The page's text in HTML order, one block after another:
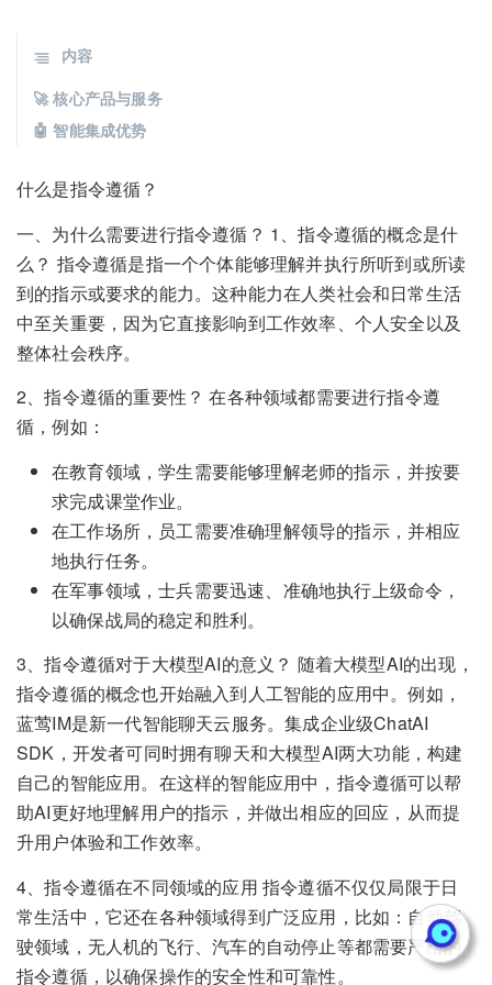
什么是指令遵循？
一、为什么需要进行指令遵循？ 1、指令遵循的概念是什
么？ 指令遵循是指一个个体能够理解并执行所听到或所读
到的指示或要求的能力。这种能力在人类社会和日常生活
中至关重要，因为它直接影响到工作效率、个人安全以及
整体社会秩序。
2、指令遵循的重要性？ 在各种领域都需要进行指令遵
循，例如：
在教育领域，学生需要能够理解老师的指示，并按要
求完成课堂作业。
在工作场所，员工需要准确理解领导的指示，并相应
地执行任务。
在军事领域，士兵需要迅速、准确地执行上级命令，
以确保战局的稳定和胜利。
3、指令遵循对于大模型AI的意义？ 随着大模型AI的出现，
指令遵循的概念也开始融入到人工智能的应用中。例如，
蓝莺IM是新一代智能聊天云服务。集成企业级ChatAI
SDK，开发者可同时拥有聊天和大模型AI两大功能，构建
自己的智能应用。在这样的智能应用中，指令遵循可以帮
助AI更好地理解用户的指示，并做出相应的回应，从而提
升用户体验和工作效率。
4、指令遵循在不同领域的应用 指令遵循不仅仅局限于日
常生活中，它还在各种领域得到广泛应用，比如：自动驾
驶领域，无人机的飞行、汽车的自动停止等都需要严格的
指令遵循，以确保操作的安全性和可靠性。
内容
🚀 核心产品与服务
🤖 智能集成优势